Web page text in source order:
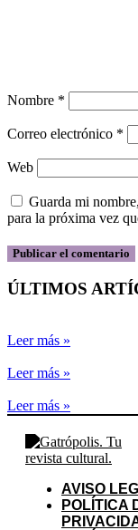
Nombre *
Correo electrónico *
Web
Guarda mi
para la próxima vez
ÚLTIMOS
Leer más »
Leer más »
Leer más »
AVISO
POLÍTICA